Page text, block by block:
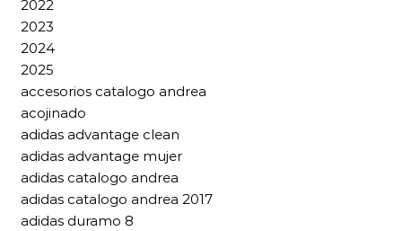
2022
2023
2024
2025
accesorios catalogo andrea
acojinado
adidas advantage clean
adidas advantage mujer
adidas catalogo andrea
adidas catalogo andrea 2017
adidas duramo 8